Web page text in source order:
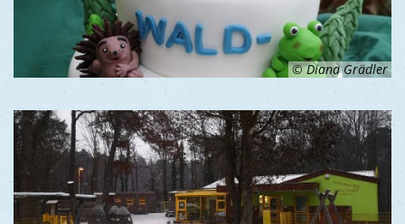
© Diana Grädler